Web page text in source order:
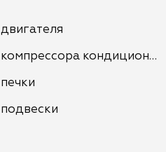
двигателя
компрессора кондиционера
печки
подвески